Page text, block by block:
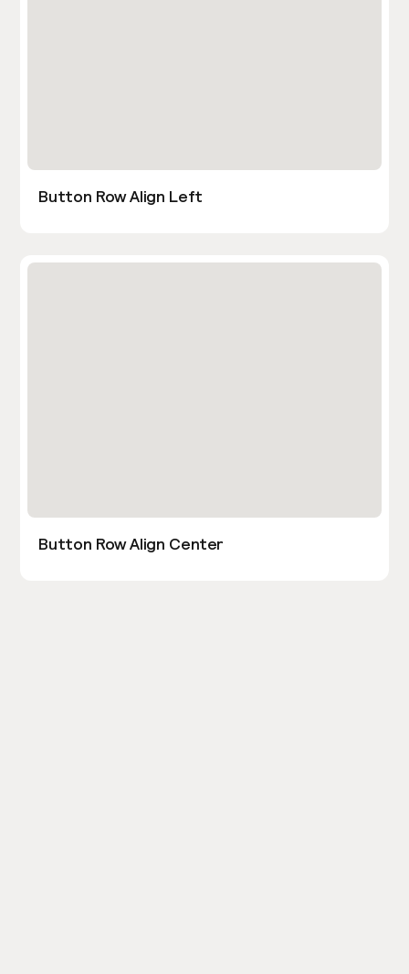
Button Row Align Left
Button Row Align Center